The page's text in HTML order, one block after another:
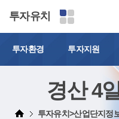
투자유치
투자환경 투자지원
경산 4
투자유치>산업단지정